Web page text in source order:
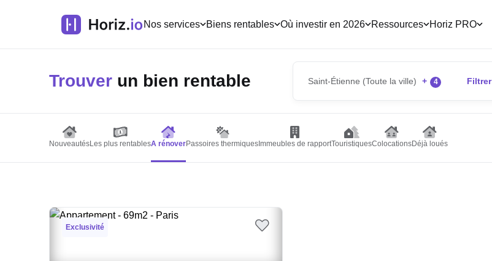
Nos services Biens rentables Où investir en 2026 Ressources Horiz PRO
Trouver un bien rentable Saint-Étienne (Toute la ville) + 4 Filtrer
NouveautésLes plus rentablesA rénoverPassoires thermiques Immeubles de rapportTouristiquesColocationsDéjà loués
Exclusivité